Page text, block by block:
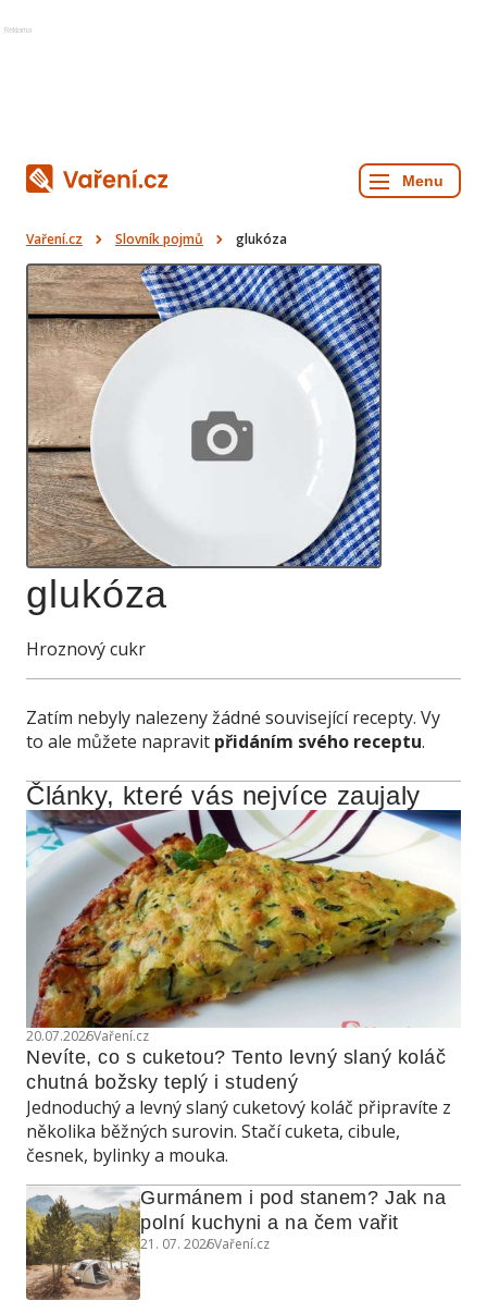
Reklama
Vaření.cz Slovník pojmů glukóza
glukóza
Hroznový cukr
Zatím nebyly nalezeny žádné související recepty. Vy
to ale můžete napravit přidáním svého receptu.
Články, které vás nejvíce zaujaly
20.07.2026Vaření.cz
Nevíte, co s cuketou? Tento levný slaný koláč
chutná božsky teplý i studený
Jednoduchý a levný slaný cuketový koláč připravíte z
několika běžných surovin. Stačí cuketa, cibule,
česnek, bylinky a mouka.
Gurmánem i pod stanem? Jak na
polní kuchyni a na čem vařit
21. 07. 2026Vaření.cz